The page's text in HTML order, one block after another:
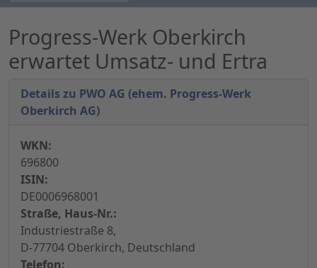
Progress-Werk Oberkirch
erwartet Umsatz- und Ertra
Details zu PWO AG (ehem. Progress-Werk
Oberkirch AG)
WKN:
696800
ISIN:
DE0006968001
Straße, Haus-Nr.:
Industriestraße 8,
D-77704 Oberkirch, Deutschland
Telefon: